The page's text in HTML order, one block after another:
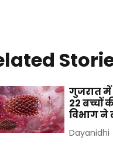
गुजरात में
22 बच्चों
विभाग ने
Dayanidhi